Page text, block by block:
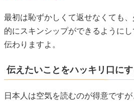
最初は恥ずかしくて返せなくても
的にスキンシップができるように
伝わりますよ。
伝えたいことをハッキリ口に
日本人は空気を読むのが得意です